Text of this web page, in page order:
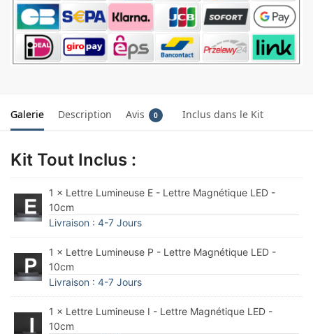
Galerie Description Avis 0 Inclus dans le Kit
Kit Tout Inclus :
1 × Lettre Lumineuse E - Lettre Magnétique LED -
10cm
Livraison : 4-7 Jours
1 × Lettre Lumineuse P - Lettre Magnétique LED -
10cm
Livraison : 4-7 Jours
1 × Lettre Lumineuse I - Lettre Magnétique LED -
10cm